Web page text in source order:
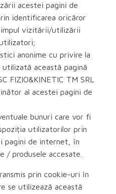
acestei pagini de
identificarea oricăror
vizitării/utilizării
anonime cu privire la
această pagină
FIZIO&KINETIC TM SRL
al acestei pagini de
bunuri care vor fi
utilizatorilor prin
pagini de internet, în
/ produsele accesate.
prin cookie-uri în
se utilizează această